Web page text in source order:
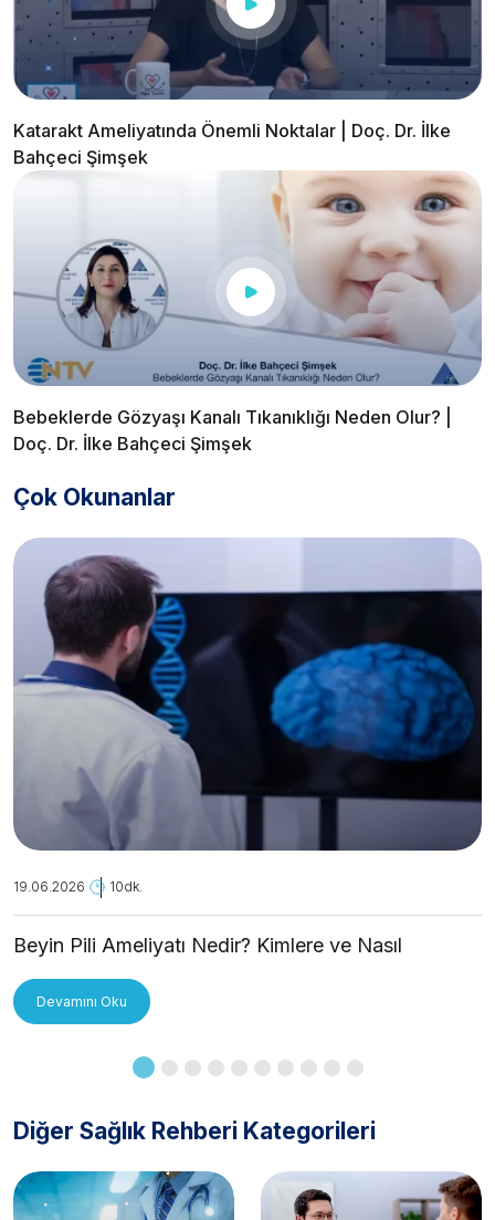
Katarakt Ameliyatında Önemli Noktalar | Doç. Dr. İlke
Bahçeci Şimşek
Bebeklerde Gözyaşı Kanalı Tıkanıklığı Neden Olur? |
Doç. Dr. İlke Bahçeci Şimşek
Çok Okunanlar
19.06.2026 10dk.
Beyin Pili Ameliyatı Nedir? Kimlere ve Nasıl
Devamını Oku
Diğer Sağlık Rehberi Kategorileri